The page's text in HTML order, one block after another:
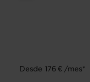
Desde 176 € /mes*